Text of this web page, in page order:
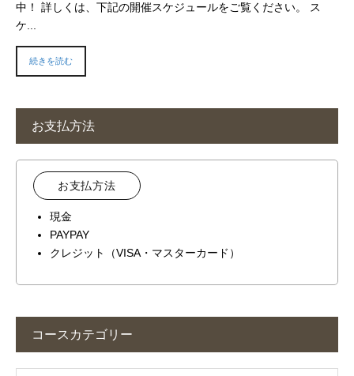
中！ 詳しくは、下記の開催スケジュールをご覧ください。 ス
ケ...
続きを読む
お支払方法
お支払方法
現金
PAYPAY
クレジット（VISA・マスターカード）
コースカテゴリー